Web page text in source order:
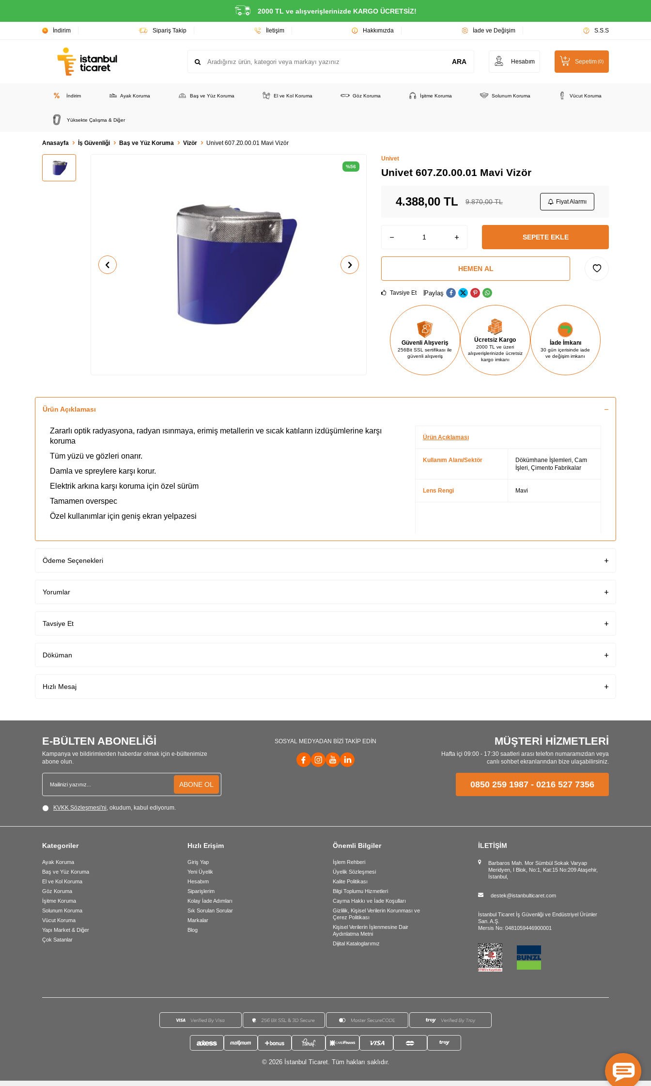
2000 TL ve alışverişlerinizde KARGO ÜCRETSİZ!
İndirim Sipariş Takip İletişim Hakkımızda İade ve Değişim S.S.S
ARA Hesabım Sepetim(0)
İndirim Ayak Koruma Baş ve Yüz Koruma El ve Kol Koruma Göz Koruma İşitme Koruma Solunum Koruma Vücut Koruma
Yüksekte Çalışma & Diğer
Anasayfa İş Güvenliği Baş ve Yüz Koruma Vizör Univet 607.Z0.00.01 Mavi Vizör
%56
Univet
Univet 607.Z0.00.01 Mavi Vizör
9.870,00TL
4.388,00 TL Fiyat Alarmı
SEPETE EKLE
HEMEN AL
Tavsiye Et Paylaş
Güvenli Alışveriş
256Bit SSL sertifikası ile
güvenli alışveriş
Ücretsiz Kargo
2000 TL ve üzeri
alışverişlerinizde ücretsiz
kargo imkanı
İade İmkanı
30 gün içerisinde iade
ve değişim imkanı
Ürün Açıklaması
Zararlı optik radyasyona, radyan ısınmaya, erimiş metallerin ve sıcak katıların izdüşümlerine karşı
koruma
Tüm yüzü ve gözleri onarır.
Damla ve spreylere karşı korur.
Elektrik arkına karşı koruma için özel sürüm
Tamamen overspec
Özel kullanımlar için geniş ekran yelpazesi
Ürün Açıklaması
Kullanım Alanı/Sektör
Dökümhane İşlemleri, Cam
İşleri, Çimento Fabrikalar
Lens Rengi Mavi
Ödeme Seçenekleri
Yorumlar
Tavsiye Et
Döküman
Hızlı Mesaj
E-BÜLTEN ABONELİĞİ
Kampanya ve bildirimlerden haberdar olmak için e-bültenimize
abone olun.
ABONE OL
KVKK Sözleşmesi'ni, okudum, kabul ediyorum.
SOSYAL MEDYADAN BİZİ TAKİP EDİN MÜŞTERİ HİZMETLERİ
Hafta içi 09:00 - 17:30 saatleri arası telefon numaramızdan veya
canlı sohbet ekranlarından bize ulaşabilirsiniz.
0850 259 1987 - 0216 527 7356
Kategoriler
Ayak Koruma
Baş ve Yüz Koruma
El ve Kol Koruma
Göz Koruma
İşitme Koruma
Solunum Koruma
Vücut Koruma
Yapı Market & Diğer
Çok Satanlar
Hızlı Erişim
Giriş Yap
Yeni Üyelik
Hesabım
Siparişlerim
Kolay İade Adımları
Sık Sorulan Sorular
Markalar
Blog
Önemli Bilgiler
İşlem Rehberi
Üyelik Sözleşmesi
Kalite Politikası
Bilgi Toplumu Hizmetleri
Cayma Hakkı ve İade Koşulları
Gizlilik, Kişisel Verilerin Korunması ve
Çerez Politikası
Kişisel Verilerin İşlenmesine Dair
Aydınlatma Metni
Dijital Kataloglarımız
İLETİŞİM
Barbaros Mah. Mor Sümbül Sokak Varyap
Meridyen, I Blok, No:1, Kat:15 No:209 Ataşehir,
İstanbul,
destek@istanbulticaret.com
İstanbul Ticaret İş Güvenliği ve Endüstriyel Ürünler
San. A.Ş.
Mersis No: 0481059446900001
© 2026 İstanbul Ticaret. Tüm hakları saklıdır.